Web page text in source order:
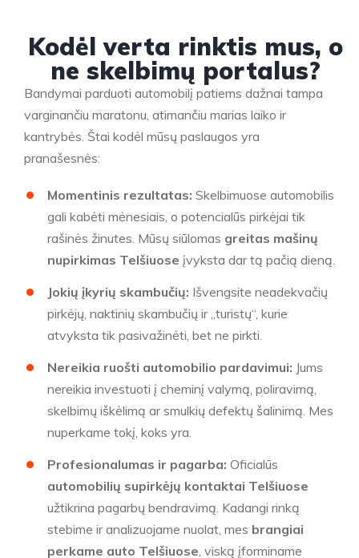
Kodėl verta rinktis mus, o
ne skelbimų portalus?​
Bandymai parduoti automobilį patiems dažnai tampa
varginančiu maratonu, atimančiu marias laiko ir
kantrybės. Štai kodėl mūsų paslaugos yra
pranašesnės:
Momentinis rezultatas: Skelbimuose automobilis
gali kabėti mėnesiais, o potencialūs pirkėjai tik
rašinės žinutes. Mūsų siūlomas greitas mašinų
nupirkimas Telšiuose įvyksta dar tą pačią dieną.
Jokių įkyrių skambučių: Išvengsite neadekvačių
pirkėjų, naktinių skambučių ir „turistų“, kurie
atvyksta tik pasivažinėti, bet ne pirkti.
Nereikia ruošti automobilio pardavimui: Jums
nereikia investuoti į cheminį valymą, poliravimą,
skelbimų iškėlimą ar smulkių defektų šalinimą. Mes
nuperkame tokį, koks yra.
Profesionalumas ir pagarba: Oficialūs
automobilių supirkėjų kontaktai Telšiuose
užtikrina pagarbų bendravimą. Kadangi rinką
stebime ir analizuojame nuolat, mes brangiai
perkame auto Telšiuose, viską įforminame